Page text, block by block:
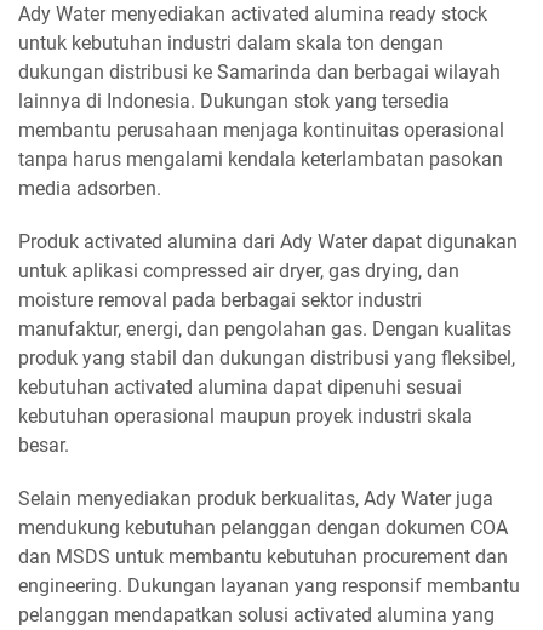
Ady Water menyediakan activated alumina ready stock
untuk kebutuhan industri dalam skala ton dengan
dukungan distribusi ke Samarinda dan berbagai wilayah
lainnya di Indonesia. Dukungan stok yang tersedia
membantu perusahaan menjaga kontinuitas operasional
tanpa harus mengalami kendala keterlambatan pasokan
media adsorben.
Produk activated alumina dari Ady Water dapat digunakan
untuk aplikasi compressed air dryer, gas drying, dan
moisture removal pada berbagai sektor industri
manufaktur, energi, dan pengolahan gas. Dengan kualitas
produk yang stabil dan dukungan distribusi yang fleksibel,
kebutuhan activated alumina dapat dipenuhi sesuai
kebutuhan operasional maupun proyek industri skala
besar.
Selain menyediakan produk berkualitas, Ady Water juga
mendukung kebutuhan pelanggan dengan dokumen COA
dan MSDS untuk membantu kebutuhan procurement dan
engineering. Dukungan layanan yang responsif membantu
pelanggan mendapatkan solusi activated alumina yang